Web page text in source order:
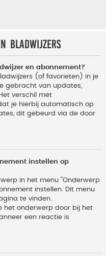
bladwijzers
en abonnement?
(of favorieten) in je
gebracht van updates,
verschil met
je hierbij automatisch op
dit gebeurd via de door
instellen op
in het menu “Onderwerp
instellen. Dit menu
te vinden.
het onderwerp door bij het
een reactie is